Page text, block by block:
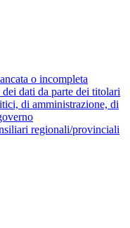
o incompleta
dati da parte dei titolari
di amministrazione, di
regionali/provinciali